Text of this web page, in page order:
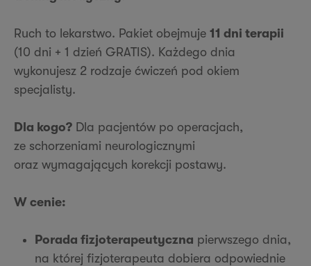
Ruch to lekarstwo. Pakiet obejmuje11 dni terapii
(10 dni + 1 dzień GRATIS). Każdego dnia
wykonujesz 2 rodzaje ćwiczeń pod okiem
specjalisty.
Dla kogo? Dla pacjentów po operacjach,
ze schorzeniami neurologicznymi
oraz wymagających korekcji postawy.
W cenie:
Porada fizjoterapeutyczna pierwszego dnia,
na której fizjoterapeuta dobiera odpowiednie